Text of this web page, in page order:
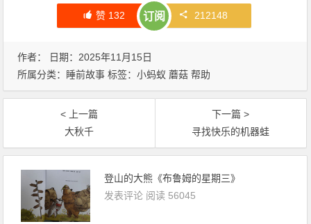
赞 132 订阅 212148
作者： 日期：2025年11月15日
所属分类： 睡前故事 标签：小蚂蚁 蘑菇 帮助
< 上一篇
大秋千
下一篇 >
寻找快乐的机器蛙
登山的大熊《布鲁姆的星期三》
发表评论 阅读 56045